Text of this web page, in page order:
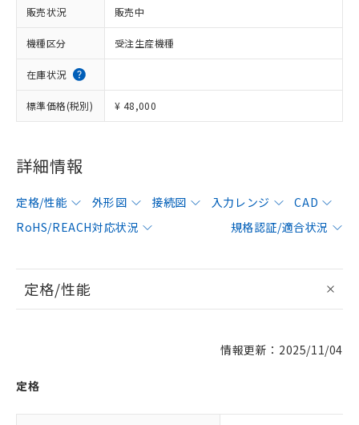
販売状況 販売中
機種区分 受注生産機種
在庫状況
標準価格(税別) ¥ 48,000
詳細情報
定格/性能 外形図 接続図 入力レンジ
CAD
RoHS/REACH対応状況
規格認証/適合状況
定格/性能
情報更新：2025/11/04
定格